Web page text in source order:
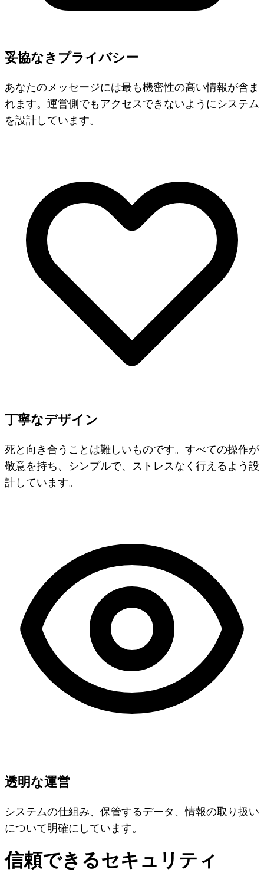
妥協なきプライバシー
あなたのメッセージには最も機密性の高い情報が含ま
れます。運営側でもアクセスできないようにシステム
を設計しています。
丁寧なデザイン
死と向き合うことは難しいものです。すべての操作が
敬意を持ち、シンプルで、ストレスなく行えるよう設
計しています。
透明な運営
システムの仕組み、保管するデータ、情報の取り扱い
について明確にしています。
信頼できるセキュリティ